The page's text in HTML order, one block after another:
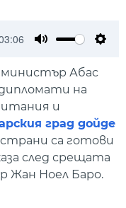
Абас
на
и
град дойде
страни са готови
след срещата
Жан Ноел Баро.